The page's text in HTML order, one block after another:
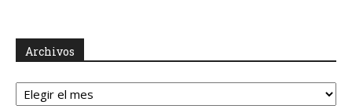
Archivos
Archivos